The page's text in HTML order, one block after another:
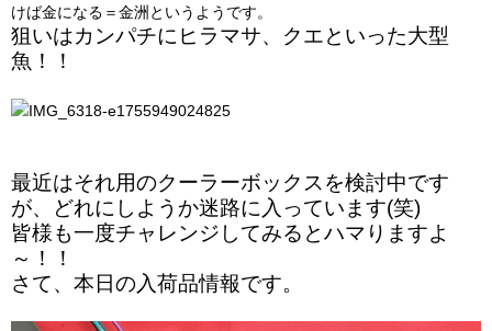
けば金になる＝金洲というようです。
狙いはカンパチにヒラマサ、クエといった大型
魚！！
最近はそれ用のクーラーボックスを検討中です
が、どれにしようか迷路に入っています(笑)
皆様も一度チャレンジしてみるとハマりますよ
～！！
さて、本日の入荷品情報です。